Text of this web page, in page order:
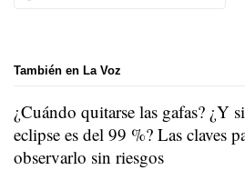
También en La Voz
¿Cuándo quitarse las gafas? ¿Y
eclipse es del 99 %? Las claves
observarlo sin riesgos